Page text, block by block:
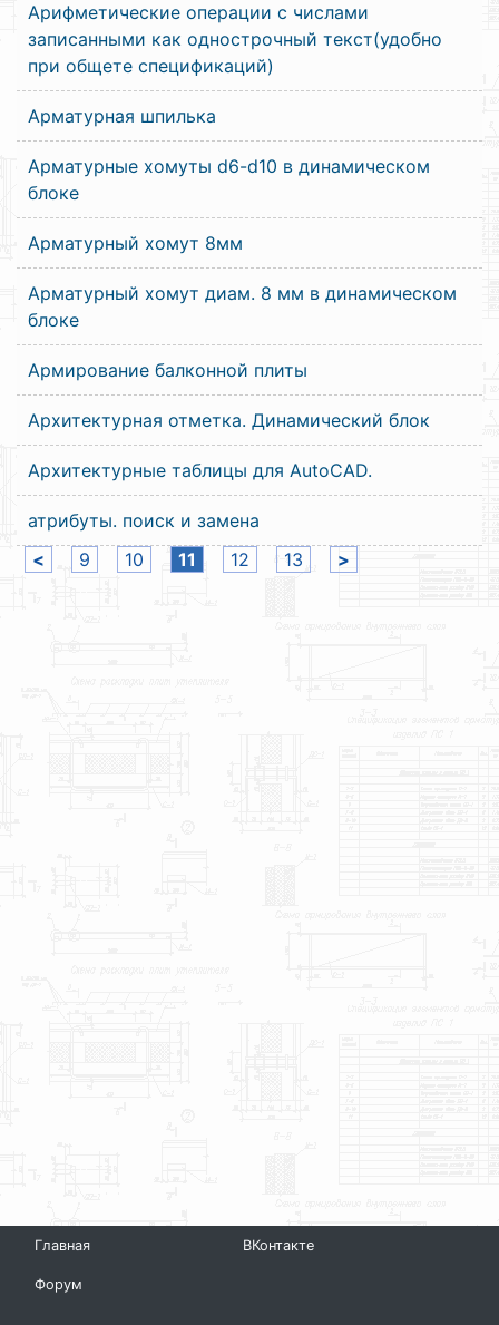
Арифметические операции с числами
записанными как однострочный текст(удобно
при общете спецификаций)
Арматурная шпилька
Арматурные хомуты d6-d10 в динамическом
блоке
Арматурный хомут 8мм
Арматурный хомут диам. 8 мм в динамическом
блоке
Армирование балконной плиты
Архитектурная отметка. Динамический блок
Архитектурные таблицы для AutoCAD.
атрибуты. поиск и замена
<
9 10 11 12 13 >
Главная
Форум
ВКонтакте